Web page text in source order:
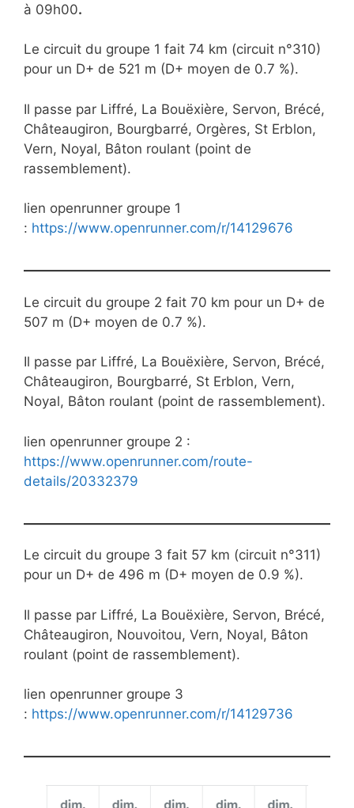
à 09h00.
Le circuit du groupe 1 fait 74 km (circuit n°310)
pour un D+ de 521 m (D+ moyen de 0.7 %).
Il passe par Liffré, La Bouëxière, Servon, Brécé,
Châteaugiron, Bourgbarré, Orgères, St Erblon,
Vern, Noyal, Bâton roulant (point de
rassemblement).
lien openrunner groupe 1
: https://www.openrunner.com/r/14129676
Le circuit du groupe 2 fait 70 km pour un D+ de
507 m (D+ moyen de 0.7 %).
Il passe par Liffré, La Bouëxière, Servon, Brécé,
Châteaugiron, Bourgbarré, St Erblon, Vern,
Noyal, Bâton roulant (point de rassemblement).
lien openrunner groupe 2 :
https://www.openrunner.com/route-
details/20332379
Le circuit du groupe 3 fait 57 km (circuit n°311)
pour un D+ de 496 m (D+ moyen de 0.9 %).
Il passe par Liffré, La Bouëxière, Servon, Brécé,
Châteaugiron, Nouvoitou, Vern, Noyal, Bâton
roulant (point de rassemblement).
lien openrunner groupe 3
: https://www.openrunner.com/r/14129736